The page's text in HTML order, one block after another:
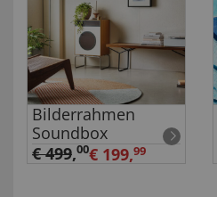
Bilderrahmen
Soundbox
€ 499,00€ 199,99